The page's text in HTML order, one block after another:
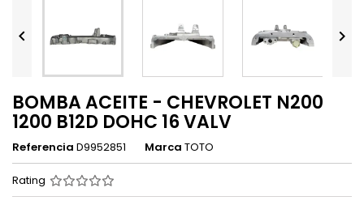
 
BOMBA ACEITE - CHEVROLET N200
1200 B12D DOHC 16 VALV
Referencia D9952851 Marca TOTO
Rating